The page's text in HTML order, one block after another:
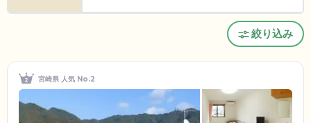
絞り込み
宮崎県 人気 No.2